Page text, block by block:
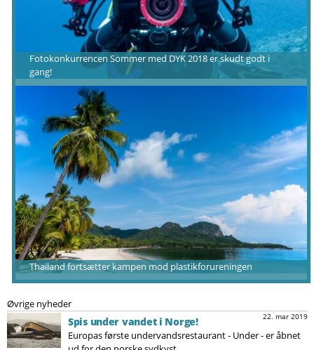
Fotokonkurrencen Sommer med DYK 2018 er skudt godt i
gang!
Thailand fortsætter kampen mod plastikforureningen
Øvrige nyheder
22. mar 2019
Spis under vandet i Norge!
Europas første undervandsrestaurant - Under - er åbnet